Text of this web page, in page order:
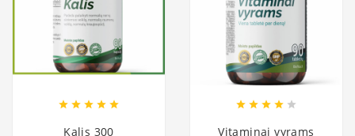
    
Kalis 300
    
Vitaminai vyrams